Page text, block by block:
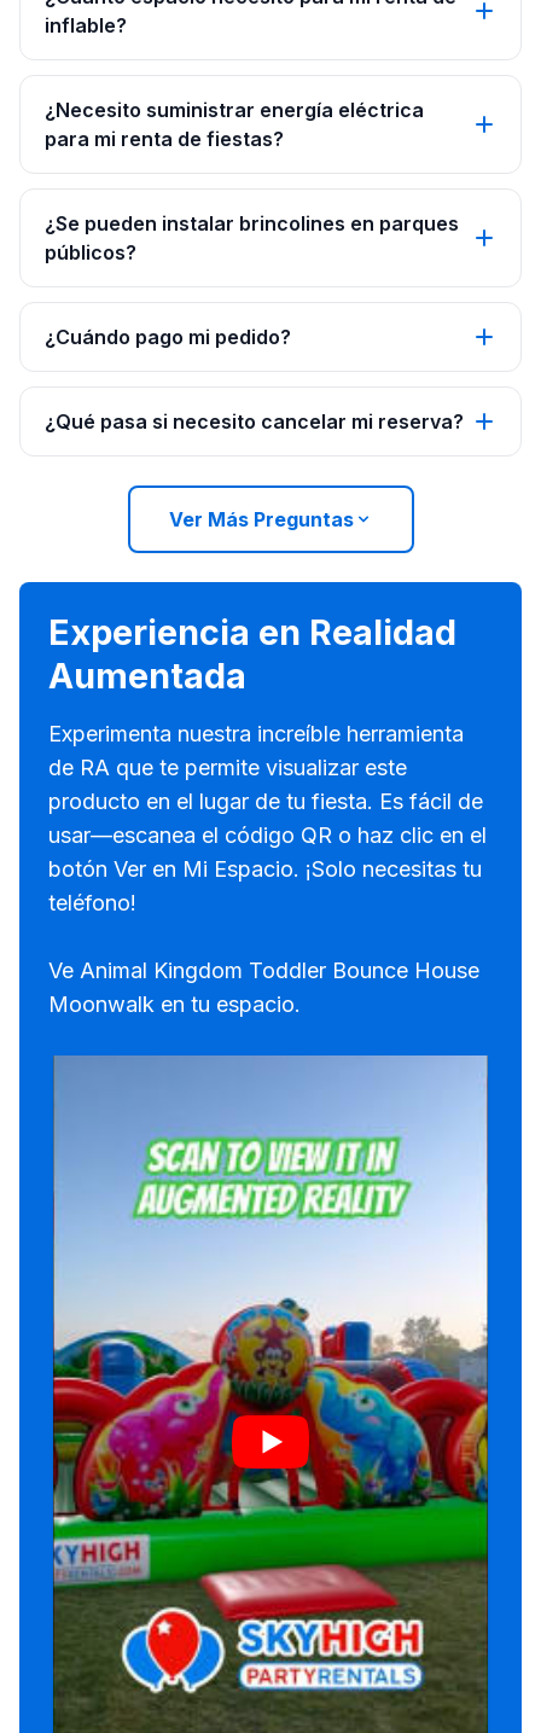
inflable?
¿Necesito suministrar energía eléctrica
para mi renta de fiestas?
¿Se pueden instalar brincolines en parques
públicos?
¿Cuándo pago mi pedido?
¿Qué pasa si necesito cancelar mi reserva?
Ver Más Preguntas
Experiencia en Realidad
Aumentada
Experimenta nuestra increíble herramienta
de RA que te permite visualizar este
producto en el lugar de tu fiesta. Es fácil de
usar—escanea el código QR o haz clic en el
botón Ver en Mi Espacio. ¡Solo necesitas tu
teléfono!
Ve Animal Kingdom Toddler Bounce House
Moonwalk en tu espacio.